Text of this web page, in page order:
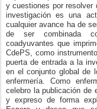
y cuestiones por resolver
investigación es una
cualquier avance ha de
de ser combinada
coadyuvantes que
CdePS, como
puerta de entrada a la
en el conjunto global de
enfermería. Como
celebro la publicación de
y expreso de forma